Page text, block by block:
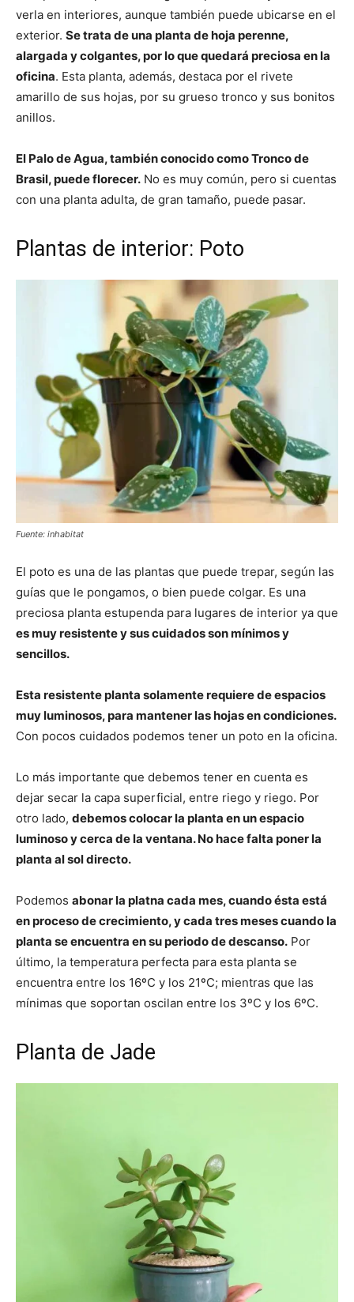
verla en interiores, aunque también puede ubicarse en el
exterior. Se trata de una planta de hoja perenne,
alargada y colgantes, por lo que quedará preciosa en la
oficina. Esta planta, además, destaca por el rivete
amarillo de sus hojas, por su grueso tronco y sus bonitos
anillos.
El Palo de Agua, también conocido como Tronco de
Brasil, puede florecer. No es muy común, pero si cuentas
con una planta adulta, de gran tamaño, puede pasar.
Plantas de interior: Poto
Fuente: inhabitat
El poto es una de las plantas que puede trepar, según las
guías que le pongamos, o bien puede colgar. Es una
preciosa planta estupenda para lugares de interior ya que
es muy resistente y sus cuidados son mínimos y
sencillos.
Esta resistente planta solamente requiere de espacios
muy luminosos, para mantener las hojas en condiciones.
Con pocos cuidados podemos tener un poto en la oficina.
Lo más importante que debemos tener en cuenta es
dejar secar la capa superficial, entre riego y riego. Por
otro lado, debemos colocar la planta en un espacio
luminoso y cerca de la ventana. No hace falta poner la
planta al sol directo.
Podemos abonar la platna cada mes, cuando ésta está
en proceso de crecimiento, y cada tres meses cuando la
planta se encuentra en su periodo de descanso. Por
último, la temperatura perfecta para esta planta se
encuentra entre los 16ºC y los 21ºC; mientras que las
mínimas que soportan oscilan entre los 3ºC y los 6ºC.
Planta de Jade